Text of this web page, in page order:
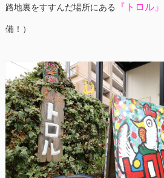
路地裏をすすんだ場所にある 『トロル』
備！）